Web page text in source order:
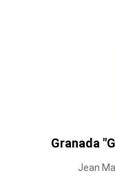
Granada
Jean